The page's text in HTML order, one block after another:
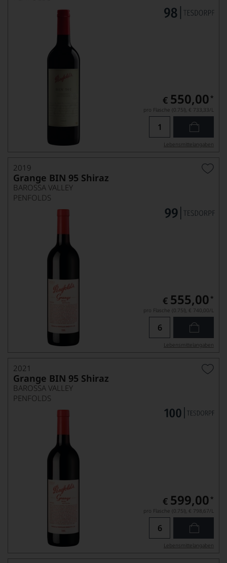
€ 550,00 *
pro Flasche (0.75l), € 733,33/L
Lebensmittel­angaben
2019
Grange BIN 95 Shiraz
BAROSSA VALLEY
PENFOLDS
€ 555,00 *
pro Flasche (0.75l), € 740,00/L
Lebensmittel­angaben
2021
Grange BIN 95 Shiraz
BAROSSA VALLEY
PENFOLDS
€ 599,00 *
pro Flasche (0.75l), € 798,67/L
Lebensmittel­angaben